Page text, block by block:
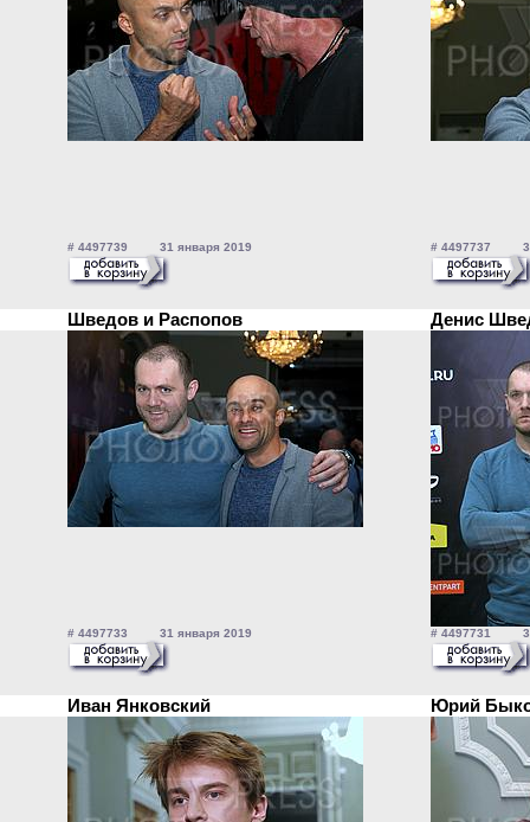
# 4497739 31 января 2019 # 4497737 31
Шведов и Распопов Денис
# 4497733 31 января 2019 # 4497731 31
Иван Янковский Юрий